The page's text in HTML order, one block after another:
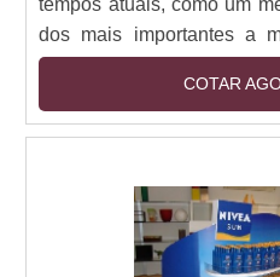
tempos atuais, como um
dos mais importantes a
composição destas
banners são
para eventos,
em fachadas de loja,
equipamento deve ser
os usuários que o
COTAR